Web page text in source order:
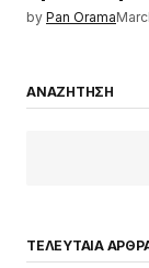
by Pan Orama
ΑΝΑΖΗΤΗΣΗ
ΤΕΛΕΥΤΑΙΑ